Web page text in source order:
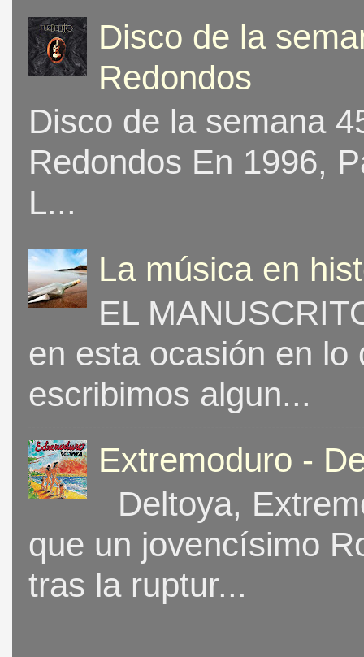
Disco de la
Redondos
Disco de la semana
Redondos En 1996,
L...
La música en
EL
en esta ocasión en
escribimos algun...
Extremoduro -
Deltoya,
que un jovencísimo
tras la ruptur...